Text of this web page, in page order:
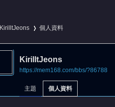
KirilltJeons
›
個人資料
KirilltJeons
https://mem168.com/bbs/?86788
主題 個人資料